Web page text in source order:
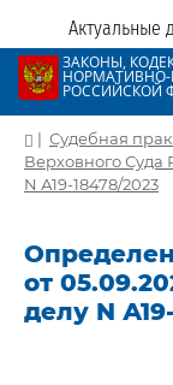
Актуальные
ЗАКОНЫ,
РОССИЙСКОЙ
| Судебная
Верховного Суда
N А19-18478/2023
от
делу N